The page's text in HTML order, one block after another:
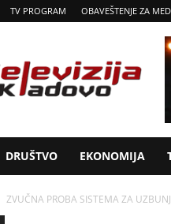
TV PROGRAM OBAVEŠTENJE ZA
DRUŠTVO EKONOMIJA
ZVUČNA PROBA SISTEMA ZA